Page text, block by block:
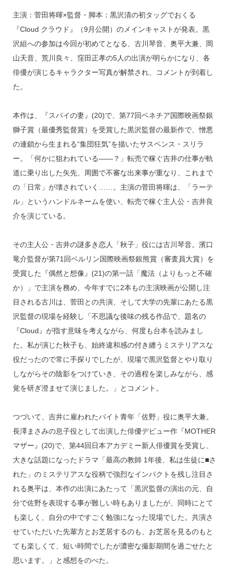
e
a
d
s
e
n
a
e
c
e
b
o
主演：菅田将暉×監督・脚本：黒沢清の初タッグでおくる
『Cloud クラウド』（9月公開）のメインキャストが発表。黒
沢組への参加は今回が初めてとなる、古川琴音、奥平大兼、岡
山天音、荒川良々、窪田正孝の5人の出演が明らかになり、各
俳優が演じるキャラクター写真が解禁され、コメントが到着し
た。
本作は、『スパイの妻』(20)で、第77回ベネチア国際映画祭銀
獅子賞（最優秀監督賞）を受賞した黒沢監督の最新作で、憎悪
の連鎖から生まれる“集団狂気”を描いたサスペンス・スリラ
ー。「何かに狙われている――？」転売で稼ぐ吉井の仕事が軌
道に乗り出した矢先、周囲で不審な出来事が重なり、これまで
の「日常」が壊されていく……。主演の菅田将暉は、「ラーテ
ル」というハンドルネームを使い、転売で稼ぐ主人公・吉井良
介を演じている。
その主人公・吉井の謎多き恋人「秋子」役には古川琴音。濱口
竜介監督が第71回ベルリン国際映画祭銀熊賞（審査員大賞）を
受賞した『偶然と想像』(21)の第一話「魔法（よりもっと不確
か）」で主演を務め、今年すでに2本もの主演映画が公開し注
目される古川は、菅田との共演、そして大学の先輩にあたる黒
沢監督の現場を経験し「不思議な後味の残る作品で、題名の
『Cloud』が指す意味を考えながら、何度も台本を読みまし
た。私が演じた秋子も、始終違和感の付き纏うミステリアスな
役だったので常に手探りでしたが、現場で黒沢監督とやり取り
しながらその陰影をつけていき、その過程を楽しみながら、感
覚を研ぎ澄ませて演じました。」とコメント。
つづいて、吉井に雇われたバイト青年「佐野」役に奥平大兼。
長澤まさみの息子役として出演した俳優デビュー作『MOTHER
マザー』(20)で、第44回日本アカデミー新人俳優賞を受賞し、
大きな話題になったドラマ「最高の教師 1年後、私は生徒に■さ
れた」のミステリアスな役柄で強烈なインパクトを残し注目さ
れる奥平は、本作の出演にあたって「黒沢監督の演出の元、自
分で佐野を表現する事が難しい時もありましたが、同時にとて
も楽しく、自分の中ですごく勉強になった現場でした。共演さ
せていただいた先輩方とお芝居するのも、お芝居を見るのもと
ても楽しくて、短い時間でしたが濃密な撮影期間を過ごせたと
思います。」と感想をのべた。